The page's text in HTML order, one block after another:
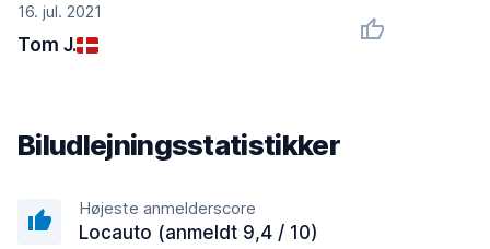
16. jul. 2021
Tom J.
Biludlejningsstatistikker
Højeste anmelderscore
Locauto (anmeldt 9,4 / 10)